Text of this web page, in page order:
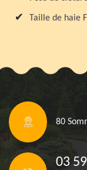
Taille de haie
80
03